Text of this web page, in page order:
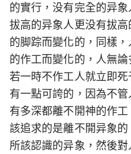
的實行，没有完全的异
拔高的异象人更没有拔
的脚踪而變化的，同樣
的作工而變化的，人無
若一時不作工人就立即
有一點可誇的，因為不
有多深都離不開神的作
該追求的是離不開异象
所該認識的异象，然後